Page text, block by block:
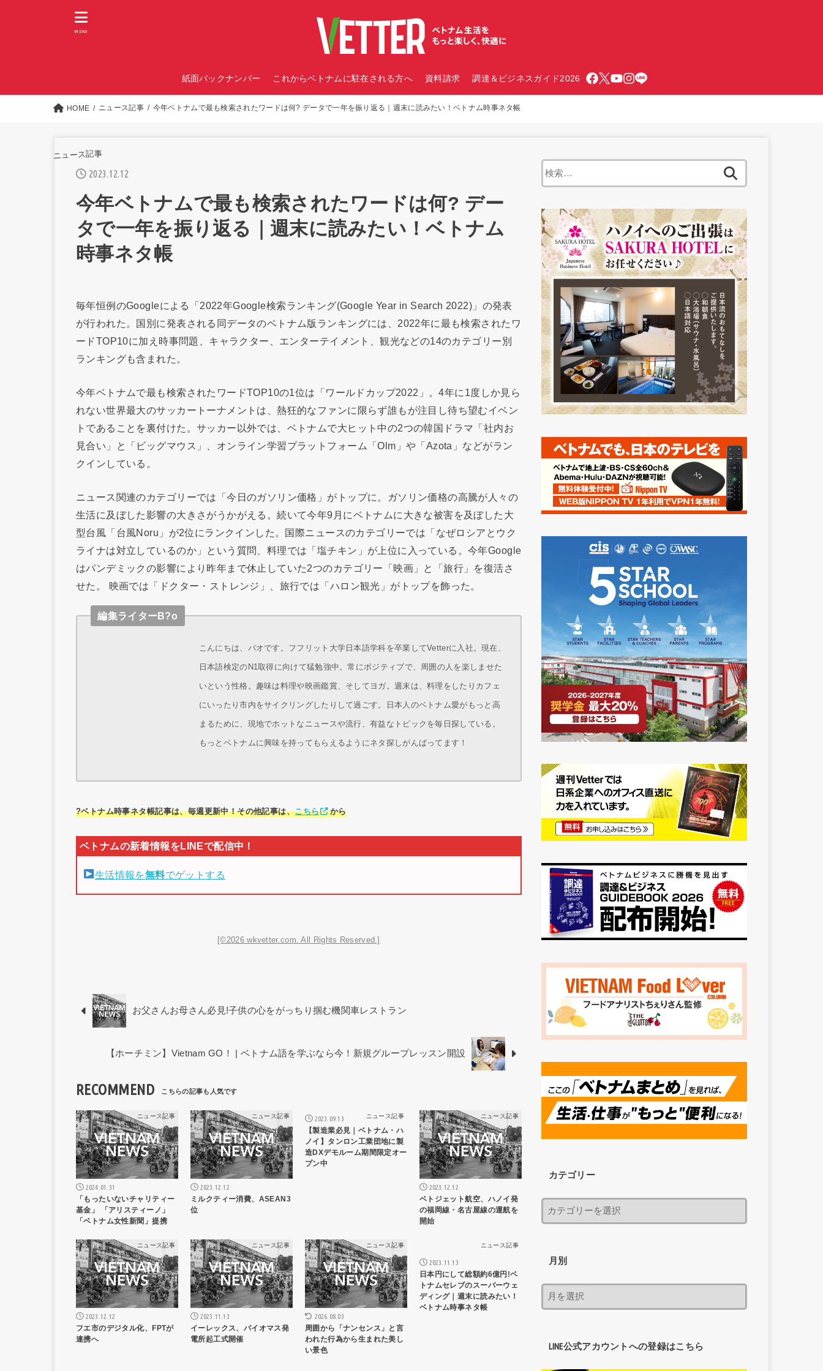
紙面バックナンバー これからベトナムに駐在される方へ 資料請求 調達＆ビジネスガイド2026
MENU
HOME ニュース記事 今年ベトナムで最も検索されたワードは何? データで一年を振り返る｜週末に読みたい！ベトナム時事ネタ帳
ニュース記事
2023.12.12
今年ベトナムで最も検索されたワードは何? デー
タで一年を振り返る｜週末に読みたい！ベトナム
時事ネタ帳
毎年恒例のGoogleによる「2022年Google検索ランキング(Google Year in Search 2022)」の発表
が行われた。国別に発表される同データのベトナム版ランキングには、2022年に最も検索されたワ
ードTOP10に加え時事問題、キャラクター、エンターテイメント、観光などの14のカテゴリー別
ランキングも含まれた。
今年ベトナムで最も検索されたワードTOP10の1位は「ワールドカップ2022」。4年に1度しか見ら
れない世界最大のサッカートーナメントは、熱狂的なファンに限らず誰もが注目し待ち望むイベン
トであることを裏付けた。サッカー以外では、ベトナムで大ヒット中の2つの韓国ドラマ「社内お
見合い」と「ビッグマウス」、オンライン学習プラットフォーム「Olm」や「Azota」などがラン
クインしている。
ニュース関連のカテゴリーでは「今日のガソリン価格」がトップに。ガソリン価格の高騰が人々の
生活に及ぼした影響の大きさがうかがえる。続いて今年9月にベトナムに大きな被害を及ぼした大
型台風「台風Noru」が2位にランクインした。国際ニュースのカテゴリーでは「なぜロシアとウク
ライナは対立しているのか」という質問、料理では「塩チキン」が上位に入っている。今年Google
はパンデミックの影響により昨年まで休止していた2つのカテゴリー「映画」と「旅行」を復活さ
せた。 映画では「ドクター・ストレンジ」、旅行では「ハロン観光」がトップを飾った。
編集ライターB?o
こんにちは、バオです。フフリット大学日本語学科を卒業してVetterに入社。現在、
日本語検定のN1取得に向けて猛勉強中。常にポジティブで、周囲の人を楽しませた
いという性格。趣味は料理や映画鑑賞、そしてヨガ。週末は、料理をしたりカフェ
にいったり市内をサイクリングしたりして過ごす。日本人のベトナム愛がもっと高
まるために、現地でホットなニュースや流行、有益なトピックを毎日探している。
もっとベトナムに興味を持ってもらえるようにネタ探しがんばってます！
?ベトナム時事ネタ帳記事は、毎週更新中！その他記事は、こちら から
生活情報を無料でゲットする
[©2026 wkvetter.com. All Rights Reserved.]
お父さんお母さん必見!子供の心をがっちり掴む機関車レストラン
【ホーチミン】Vietnam GO！ | ベトナム語を学ぶなら今！新規グループレッスン開設
RECOMMEND
ニュース記事
2024.01.31
「もったいないチャリティー
基金」 「アリスティーノ」
「ベトナム女性新聞」提携
ニュース記事
2023.12.12
ミルクティー消費、ASEAN3
位
ニュース記事
2023.09.13
【製造業必見｜ベトナム・ハ
ノイ】タンロン工業団地に製
造DXデモルーム期間限定オー
プン中
ニュース記事
2023.12.12
ベトジェット航空、ハノイ発
の福岡線・名古屋線の運航を
開始
ニュース記事
2023.12.12
フエ市のデジタル化、FPTが
連携へ
ニュース記事
2023.11.13
イーレックス、バイオマス発
電所起工式開催
ニュース記事
2026.08.03
周囲から「ナンセンス」と言
われた行為から生まれた美し
い景色
ニュース記事
2023.11.13
日本円にして総額約6億円!ベ
トナムセレブのスーパーウェ
ディング｜週末に読みたい！
ベトナム時事ネタ帳
カテゴリー
月別
LINE公式アカウントへの登録はこちら